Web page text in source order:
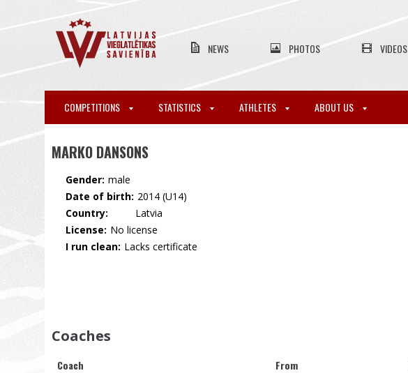
NEWS PHOTOS VIDEOS
COMPETITIONS STATISTICS ATHLETES ABOUT US
MARKO DANSONS
Gender: male
Date of birth: 2014 (U14)
Country:
🇱🇻 Latvia
License: No license
I run clean: Lacks certificate
Coaches
Coach From